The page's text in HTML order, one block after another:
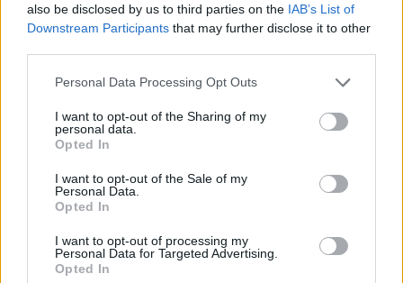
also be disclosed by us to third parties on the IAB’s List of
Downstream Participants that may further disclose it to other
Personal Data Processing Opt Outs
I want to opt-out of the Sharing of my
personal data.
Opted In
I want to opt-out of the Sale of my
Personal Data.
Opted In
I want to opt-out of processing my
Personal Data for Targeted Advertising.
Opted In